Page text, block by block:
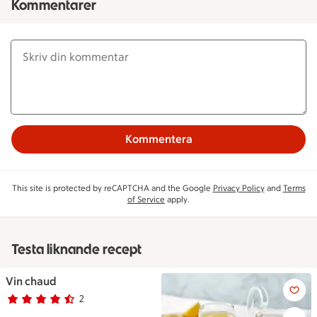
Kommentarer
Kommentera
This site is protected by reCAPTCHA and the Google Privacy Policyand Terms
of Service apply.
Testa liknande recept
Vin chaud
Betyg 4.5 av 5. 2
2 personer har röstat